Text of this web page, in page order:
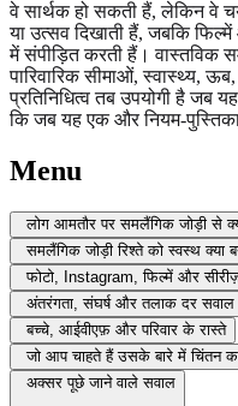
वे सार्थक हो सकती हैं, लेकिन वे
या उत्सव दिखाती हैं, जबकि
में संपीड़ित करती हैं। वास्तविक
पारिवारिक सीमाओं, स्वास्थ्य,
प्रतिनिधित्व तब उपयोगी है जब
कि जब यह एक और नियम-
Menu
लोग आमतौर पर समलैंगिक जोड़ी से
समलैंगिक जोड़ी रिश्ते को स्वस्थ क्या
फोटो, Instagram, फिल्में और
अंतरंगता, संघर्ष और तलाक दर सवाल
बच्चे, आईवीएफ़ और परिवार के रास्ते
जो आप चाहते हैं उसके बारे में चिंतन
अक्सर पूछे जाने वाले सवाल